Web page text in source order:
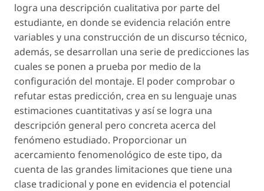
logra una descripción cualitativa por parte del
estudiante, en donde se evidencia relación entre
variables y una construcción de un discurso técnico,
además, se desarrollan una serie de predicciones las
cuales se ponen a prueba por medio de la
configuración del montaje. El poder comprobar o
refutar estas predicción, crea en su lenguaje unas
estimaciones cuantitativas y así se logra una
descripción general pero concreta acerca del
fenómeno estudiado. Proporcionar un
acercamiento fenomenológico de este tipo, da
cuenta de las grandes limitaciones que tiene una
clase tradicional y pone en evidencia el potencial